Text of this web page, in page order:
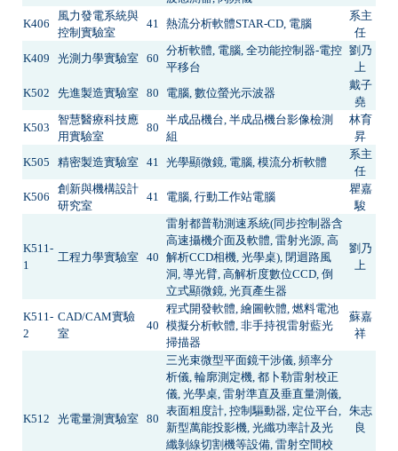
K406
風力發電系統與
控制實驗室
41 熱流分析軟體STAR-CD, 電腦
系主
任
K409
光測力學實驗室 60
分析軟體, 電腦, 全功能控制器-電控
平移台
劉乃
上
K502
先進製造實驗室 80 電腦, 數位螢光示波器
戴子
堯
K503
智慧醫療科技應
用實驗室
80
半成品機台, 半成品機台影像檢測
組
林育
昇
K505
精密製造實驗室 41 光學顯微鏡, 電腦, 模流分析軟體
系主
任
K506
創新與機構設計
研究室
41 電腦, 行動工作站電腦
瞿嘉
駿
K511-
1
工程力學實驗室 40
雷射都普勒測速系統(同步控制器含
高速攝機介面及軟體, 雷射光源, 高
解析CCD相機, 光學桌), 閉迴路風
洞, 導光臂, 高解析度數位CCD, 倒
立式顯微鏡, 光頁產生器
劉乃
上
K511-
2
CAD/CAM實驗
室
40
程式開發軟體, 繪圖軟體, 燃料電池
模擬分析軟體, 非手持視雷射藍光
掃描器
蘇嘉
祥
K512 光電量測實驗室 80
三光束微型平面鏡干涉儀, 頻率分
析儀, 輪廓測定機, 都卜勒雷射校正
儀, 光學桌, 雷射準直及垂直量測儀,
表面粗度計, 控制驅動器, 定位平台,
新型萬能投影機, 光纖功率計及光
纖剝線切割機等設備, 雷射空間校
朱志
良